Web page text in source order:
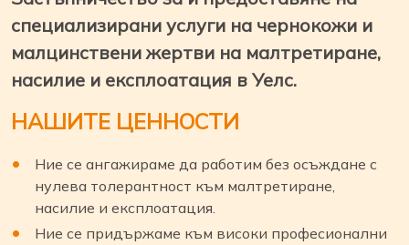
специализирани услуги на чернокожи и
малцинствени жертви на малтретиране,
насилие и експлоатация в Уелс.
НАШИТЕ ЦЕННОСТИ
Ние се ангажираме да работим без осъждане с
нулева толерантност към малтретиране,
насилие и експлоатация.
Ние се придържаме към високи професионални